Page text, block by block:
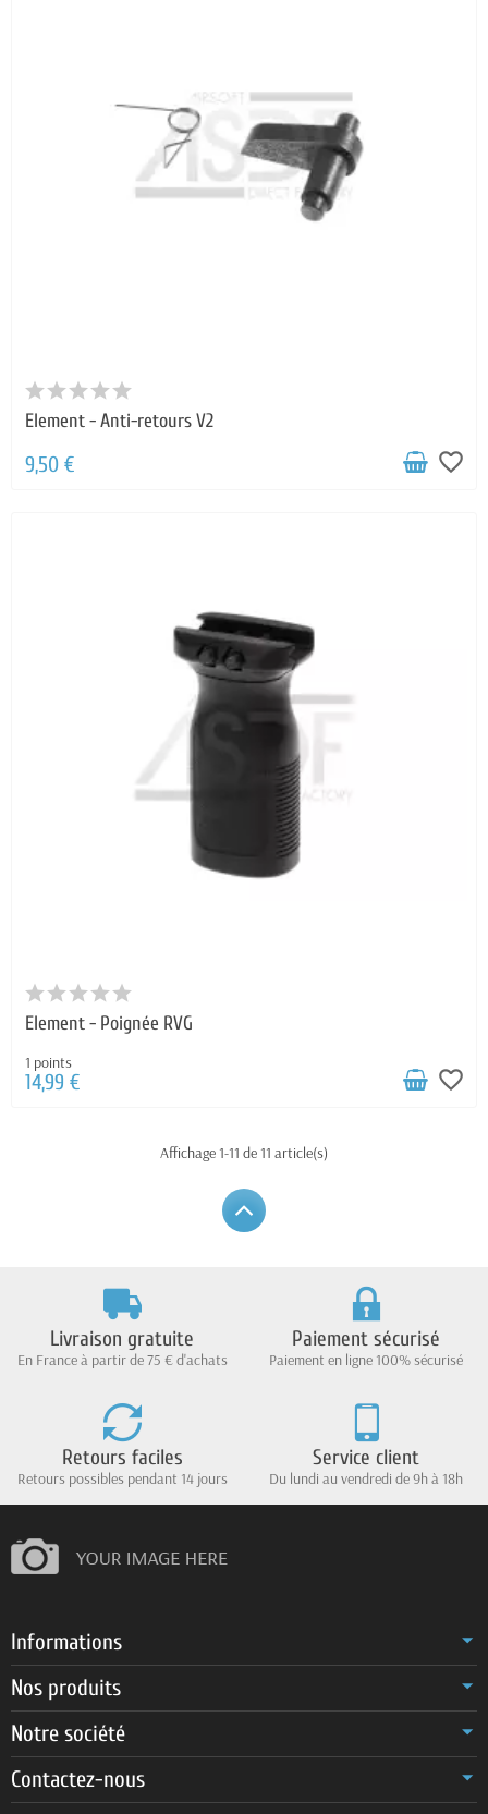
Element - Anti-retours V2
9,50 € favorite_border
Element - Poignée RVG
1 points
14,99 € favorite_border
Affichage 1-11 de 11 article(s)
Livraison gratuite
En France à partir de 75 € d'achats
Paiement sécurisé
Paiement en ligne 100% sécurisé
Retours faciles
Retours possibles pendant 14 jours
Service client
Du lundi au vendredi de 9h à 18h
Informations
Nos produits
Notre société
Contactez-nous